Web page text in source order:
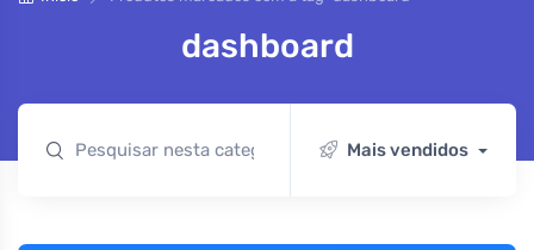
dashboard
Mais vendidos